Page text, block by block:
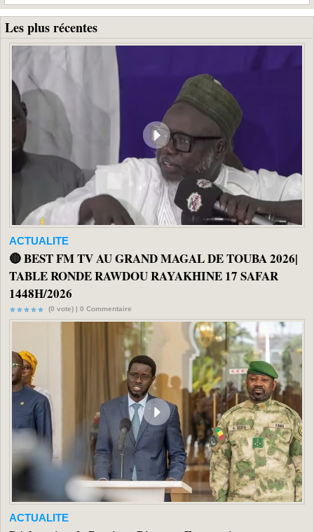
Les plus récentes
ACTUALITE
🔴 BEST FM TV AU GRAND MAGAL DE TOUBA 2026|
TABLE RONDE RAWDOU RAYAKHINE 17 SAFAR
1448H/2026
(0 vote) | 0 Commentaire
ACTUALITE